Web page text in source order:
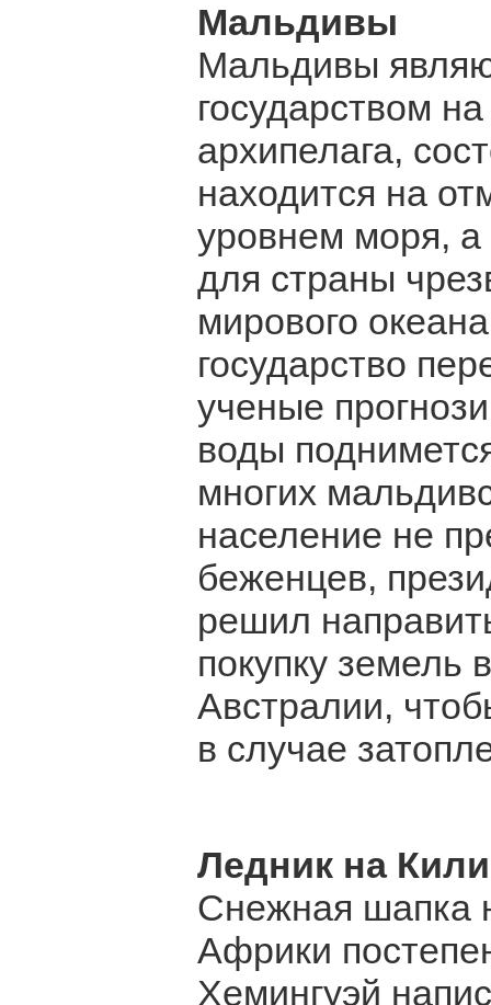
Мальдивы
Мальдивы
государством
архипелага,
находится на
уровнем моря, а
для страны
мирового
государство
ученые
воды
многих
население не
беженцев,
решил
покупку
Австралии,
в случае
Ледник на
Снежная шапка
Африки
Хемингуэй